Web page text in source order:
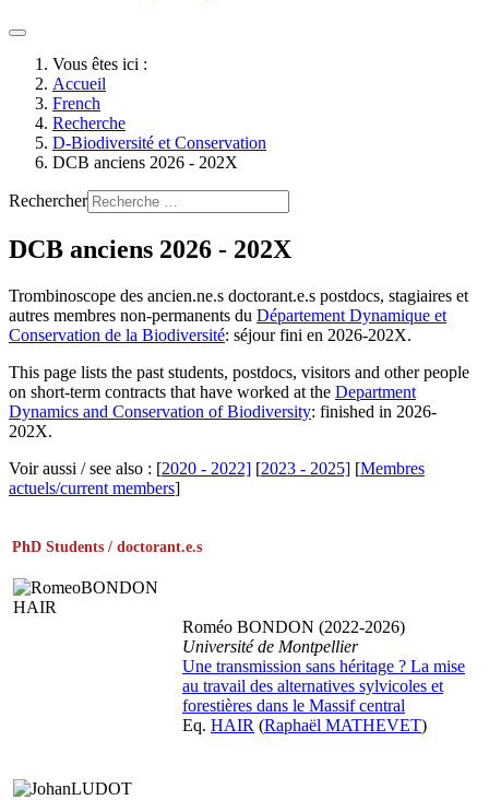
Vous êtes ici :
Accueil
French
Recherche
D-Biodiversité et Conservation
DCB anciens 2026 - 202X
Rechercher
DCB anciens 2026 - 202X
Trombinoscope des ancien.ne.s doctorant.e.s postdocs, stagiaires et
autres membres non-permanents du Département Dynamique et
Conservation de la Biodiversité: séjour fini en 2026-202X.
This page lists the past students, postdocs, visitors and other people
on short-term contracts that have worked at the Department
Dynamics and Conservation of Biodiversity: finished in 2026-
202X.
Voir aussi / see also : [2020 - 2022] [2023 - 2025] [Membres
actuels/current members]
PhD Students / doctorant.e.s
Roméo BONDON (2022-2026)
Université de Montpellier
Une transmission sans héritage ? La mise
au travail des alternatives sylvicoles et
forestières dans le Massif central
Eq. HAIR (Raphaël MATHEVET)